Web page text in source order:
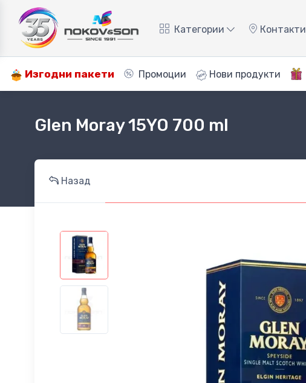
Категории Контакти
Изгодни пакети Промоции Нови продукти
Glen Moray 15YO 700 ml
Назад